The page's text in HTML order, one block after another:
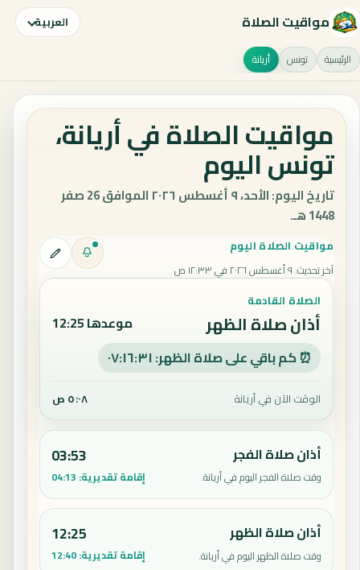
مواقيت الصلاة العربية
الرئيسية تونس أريانة
مواقيت الصلاة في أريانة،
تونس اليوم
تاريخ اليوم: الأحد، ٩ أغسطس ٢٠٢٦ الموافق 26 صفر
1448 هـ.
مواقيت الصلاة اليوم
آخر تحديث: ٩ أغسطس ٢٠٢٦ في ١٢:٣٣ ص
الصلاة القادمة
أذان صلاة الظهر موعدها 12:25
⏰ كم باقي على صلاة الظهر: ٠٧:١٦:٣٠
الوقت الآن في أريانة ٥:٠٨ ص
أذان صلاة الفجر
وقت صلاة الفجر اليوم في أريانة.
03:53
إقامة تقديرية: 04:13
أذان صلاة الظهر
وقت صلاة الظهر اليوم في أريانة.
12:25
إقامة تقديرية:12:40